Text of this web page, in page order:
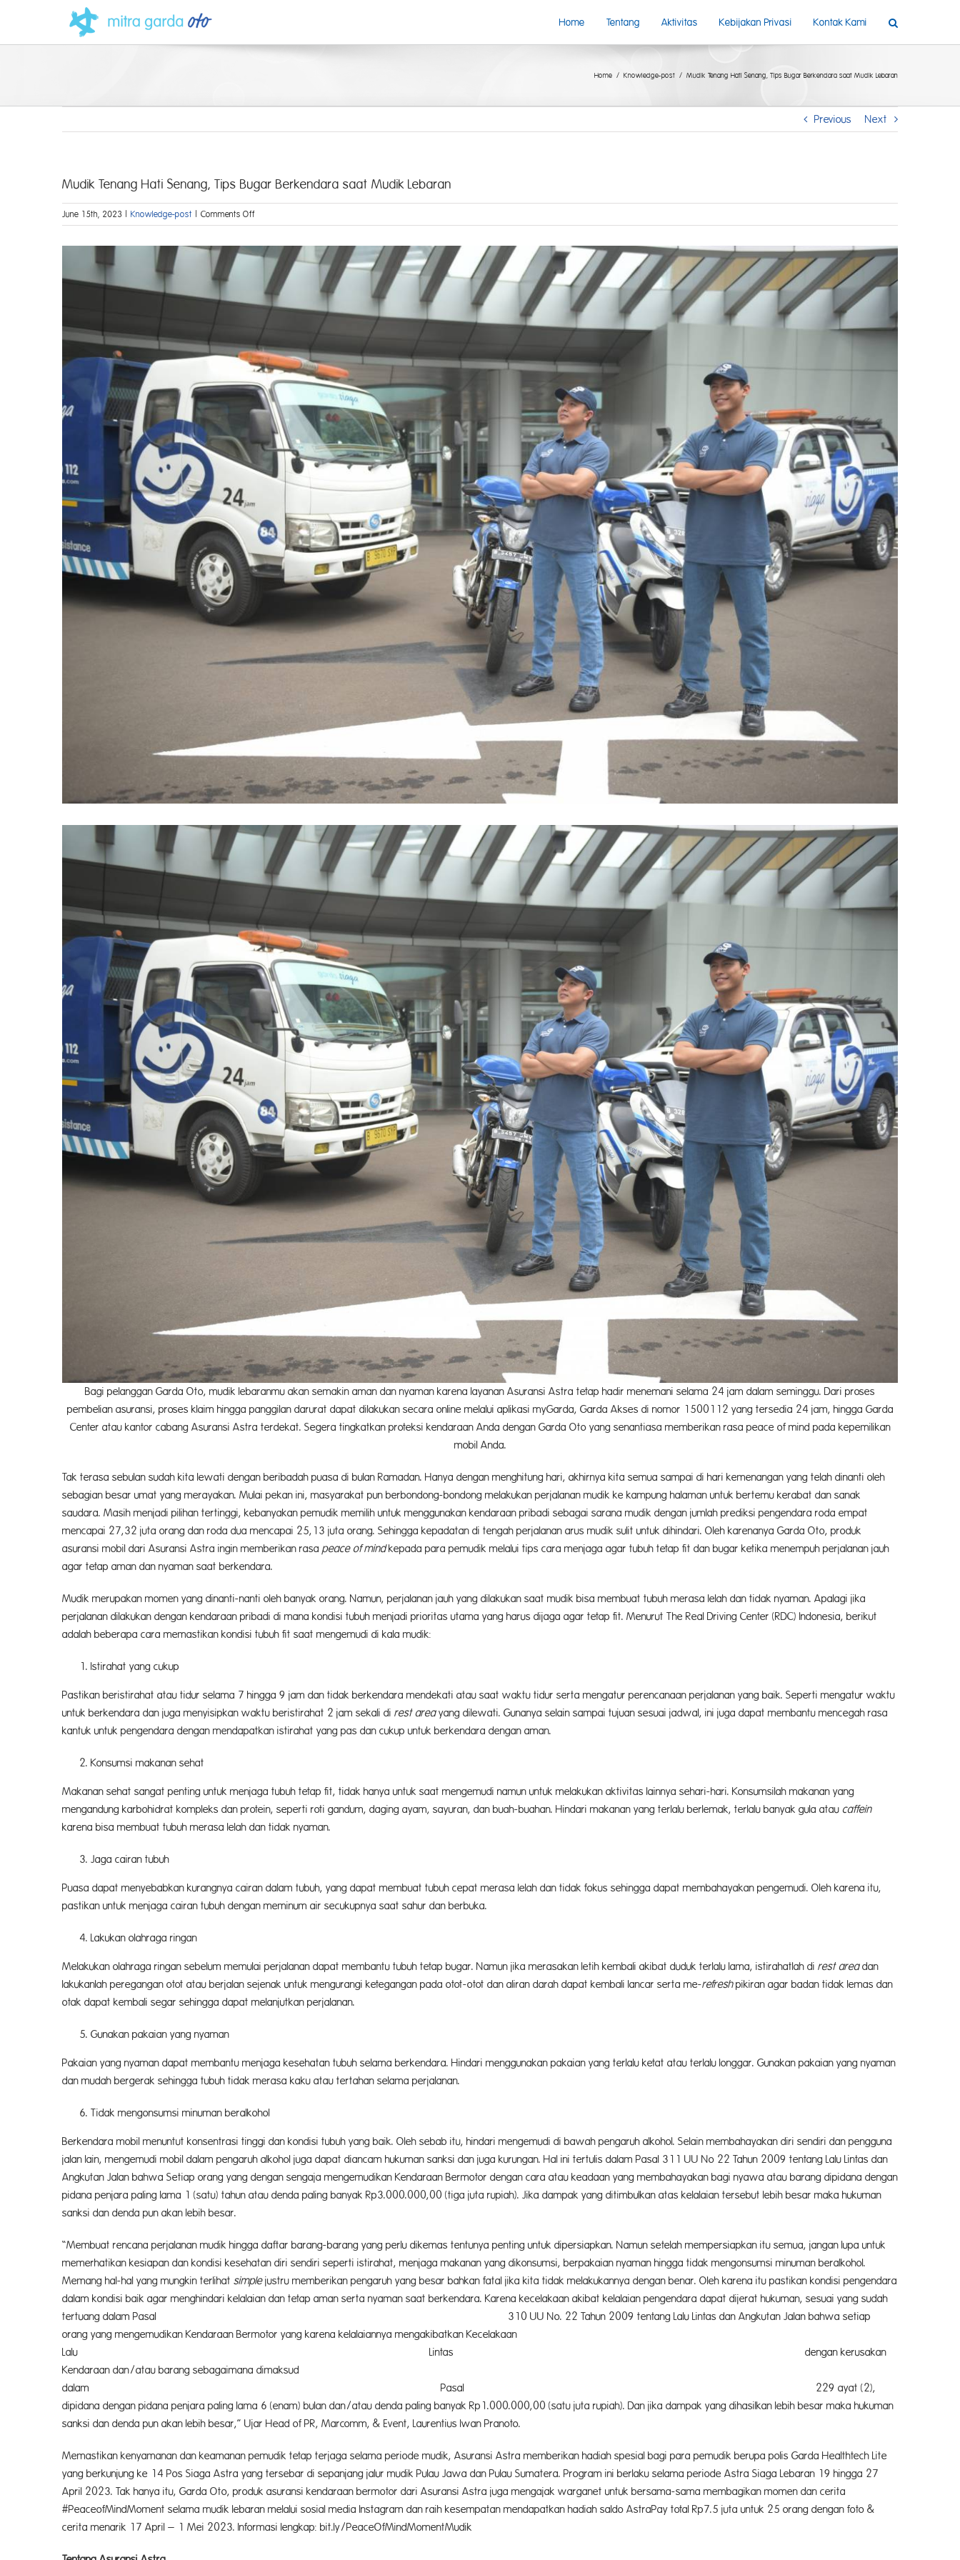
content
Home Tentang Aktivitas Kebijakan Privasi Kontak Kami
Home Knowledge-post Mudik Tenang Hati Senang, Tips Bugar Berkendara saat Mudik Lebaran
Previous Next
Mudik Tenang Hati Senang, Tips Bugar Berkendara saat Mudik Lebaran
June 15th, 2023 Knowledge-post Comments Offon
Mudik
Hati
Senang,
Tips
Bugar
Berkendara
saat
Lebaran
Bagi pelanggan Garda Oto, mudik lebaranmu akan semakin aman dan nyaman karena layanan Asuransi Astra tetap hadir menemani selama 24 jam dalam seminggu. Dari proses
pembelian asuransi, proses klaim hingga panggilan darurat dapat dilakukan secara online melalui aplikasi myGarda, Garda Akses di nomor 1500112 yang tersedia 24 jam, hingga Garda
Center atau kantor cabang Asuransi Astra terdekat. Segera tingkatkan proteksi kendaraan Anda dengan Garda Oto yang senantiasa memberikan rasa peace of mind pada kepemilikan
mobil Anda.
Tak terasa sebulan sudah kita lewati dengan beribadah puasa di bulan Ramadan. Hanya dengan menghitung hari, akhirnya kita semua sampai di hari kemenangan yang telah dinanti oleh
sebagian besar umat yang merayakan. Mulai pekan ini, masyarakat pun berbondong-bondong melakukan perjalanan mudik ke kampung halaman untuk bertemu kerabat dan sanak
saudara. Masih menjadi pilihan tertinggi, kebanyakan pemudik memilih untuk menggunakan kendaraan pribadi sebagai sarana mudik dengan jumlah prediksi pengendara roda empat
mencapai 27,32 juta orang dan roda dua mencapai 25,13 juta orang. Sehingga kepadatan di tengah perjalanan arus mudik sulit untuk dihindari. Oleh karenanya Garda Oto, produk
asuransi mobil dari Asuransi Astra ingin memberikan rasa peace of mindkepada para pemudik melalui tips cara menjaga agar tubuh tetap fit dan bugar ketika menempuh perjalanan jauh
agar tetap aman dan nyaman saat berkendara.
Mudik merupakan momen yang dinanti-nanti oleh banyak orang. Namun, perjalanan jauh yang dilakukan saat mudik bisa membuat tubuh merasa lelah dan tidak nyaman. Apalagi jika
perjalanan dilakukan dengan kendaraan pribadi di mana kondisi tubuh menjadi prioritas utama yang harus dijaga agar tetap fit. Menurut The Real Driving Center (RDC) Indonesia, berikut
adalah beberapa cara memastikan kondisi tubuh fit saat mengemudi di kala mudik:
Istirahat yang cukup
Pastikan beristirahat atau tidur selama 7 hingga 9 jam dan tidak berkendara mendekati atau saat waktu tidur serta mengatur perencanaan perjalanan yang baik. Seperti mengatur waktu
untuk berkendara dan juga menyisipkan waktu beristirahat 2 jam sekali di rest areayang dilewati. Gunanya selain sampai tujuan sesuai jadwal, ini juga dapat membantu mencegah rasa
kantuk untuk pengendara dengan mendapatkan istirahat yang pas dan cukup untuk berkendara dengan aman.
Konsumsi makanan sehat
Makanan sehat sangat penting untuk menjaga tubuh tetap fit, tidak hanya untuk saat mengemudi namun untuk melakukan aktivitas lainnya sehari-hari. Konsumsilah makanan yang
mengandung karbohidrat kompleks dan protein, seperti roti gandum, daging ayam, sayuran, dan buah-buahan. Hindari makanan yang terlalu berlemak, terlalu banyak gula atau caffein
karena bisa membuat tubuh merasa lelah dan tidak nyaman.
Jaga cairan tubuh
Puasa dapat menyebabkan kurangnya cairan dalam tubuh, yang dapat membuat tubuh cepat merasa lelah dan tidak fokus sehingga dapat membahayakan pengemudi. Oleh karena itu,
pastikan untuk menjaga cairan tubuh dengan meminum air secukupnya saat sahur dan berbuka.
Lakukan olahraga ringan
Melakukan olahraga ringan sebelum memulai perjalanan dapat membantu tubuh tetap bugar. Namun jika merasakan letih kembali akibat duduk terlalu lama, istirahatlah di rest areadan
lakukanlah peregangan otot atau berjalan sejenak untuk mengurangi ketegangan pada otot-otot dan aliran darah dapat kembali lancar serta me-refreshpikiran agar badan tidak lemas dan
otak dapat kembali segar sehingga dapat melanjutkan perjalanan.
Gunakan pakaian yang nyaman
Pakaian yang nyaman dapat membantu menjaga kesehatan tubuh selama berkendara. Hindari menggunakan pakaian yang terlalu ketat atau terlalu longgar. Gunakan pakaian yang nyaman
dan mudah bergerak sehingga tubuh tidak merasa kaku atau tertahan selama perjalanan.
Tidak mengonsumsi minuman beralkohol
Berkendara mobil menuntut konsentrasi tinggi dan kondisi tubuh yang baik. Oleh sebab itu, hindari mengemudi di bawah pengaruh alkohol. Selain membahayakan diri sendiri dan pengguna
jalan lain, mengemudi mobil dalam pengaruh alkohol juga dapat diancam hukuman sanksi dan juga kurungan. Hal ini tertulis dalam Pasal 311 UU No 22 Tahun 2009 tentang Lalu Lintas dan
Angkutan Jalan bahwa Setiap orang yang dengan sengaja mengemudikan Kendaraan Bermotor dengan cara atau keadaan yang membahayakan bagi nyawa atau barang dipidana dengan
pidana penjara paling lama 1 (satu) tahun atau denda paling banyak Rp3.000.000,00 (tiga juta rupiah). Jika dampak yang ditimbulkan atas kelalaian tersebut lebih besar maka hukuman
sanksi dan denda pun akan lebih besar.
“Membuat rencana perjalanan mudik hingga daftar barang-barang yang perlu dikemas tentunya penting untuk dipersiapkan. Namun setelah mempersiapkan itu semua, jangan lupa untuk
memerhatikan kesiapan dan kondisi kesehatan diri sendiri seperti istirahat, menjaga makanan yang dikonsumsi, berpakaian nyaman hingga tidak mengonsumsi minuman beralkohol.
Memang hal-hal yang mungkin terlihat simplejustru memberikan pengaruh yang besar bahkan fatal jika kita tidak melakukannya dengan benar. Oleh karena itu pastikan kondisi pengendara
dalam kondisi baik agar menghindari kelalaian dan tetap aman serta nyaman saat berkendara. Karena kecelakaan akibat kelalaian pengendara dapat dijerat hukuman, sesuai yang sudah
tertuang dalam Pasal 310 UU No. 22 Tahun 2009 tentang Lalu Lintas dan Angkutan Jalan bahwa setiap
orang yang mengemudikan Kendaraan Bermotor yang karena kelalaiannya mengakibatkan Kecelakaan
Lalu Lintas dengan kerusakan
Kendaraan dan/atau barang sebagaimana dimaksud
dalam Pasal 229 ayat (2),
dipidana dengan pidana penjara paling lama 6 (enam) bulan dan/atau denda paling banyak Rp1.000.000,00 (satu juta rupiah). Dan jika dampak yang dihasilkan lebih besar maka hukuman
sanksi dan denda pun akan lebih besar,” Ujar Head of PR, Marcomm, & Event, Laurentius Iwan Pranoto.
Memastikan kenyamanan dan keamanan pemudik tetap terjaga selama periode mudik, Asuransi Astra memberikan hadiah spesial bagi para pemudik berupa polis Garda Healthtech Lite
yang berkunjung ke 14 Pos Siaga Astra yang tersebar di sepanjang jalur mudik Pulau Jawa dan Pulau Sumatera. Program ini berlaku selama periode Astra Siaga Lebaran 19 hingga 27
April 2023. Tak hanya itu, Garda Oto, produk asuransi kendaraan bermotor dari Asuransi Astra juga mengajak warganet untuk bersama-sama membagikan momen dan cerita
#PeaceofMindMoment selama mudik lebaran melalui sosial media Instagram dan raih kesempatan mendapatkan hadiah saldo AstraPay total Rp7.5 juta untuk 25 orang dengan foto &
cerita menarik 17 April – 1 Mei 2023. Informasi lengkap: bit.ly/PeaceOfMindMomentMudik